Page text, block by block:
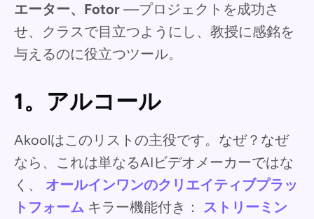
エーター、Fotor —プロジェクトを成功さ
せ、クラスで目立つようにし、教授に感銘を
与えるのに役立つツール。
1。アルコール
Akoolはこのリストの主役です。なぜ？なぜ
なら、これは単なるAIビデオメーカーではな
く、
オールインワンのクリエイティブプラッ
トフォーム キラー機能付き：
ストリーミン